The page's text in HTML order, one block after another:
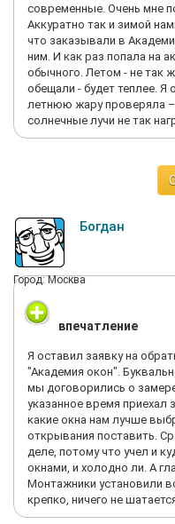
современные. Очень мне
Аккуратно так и зимой
что заказывали в
ним. И как раз попала на
обычного. Летом - не так
обещали - будет теплее.
летнюю жару проверяла
солнечные лучи не так
Богдан
Город: Москва
впечатление
Я оставил заявку на
"Академия окон".
мы договорились о
указанное время приехал
какие окна нам лучше
открывания поставить.
деле, потому что учел и
окнами, и холодно ли. А
Монтажники установили
крепко, ничего не